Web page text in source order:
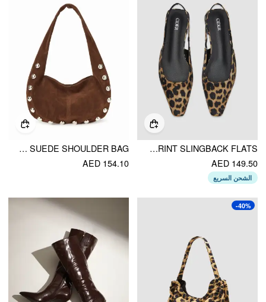
LEOPARD PRINT SLINGBACK FLATS
AED 149.50
الشحن السريع
STUDDED FAUX SUEDE SHOULDER BAG
AED 154.10
-40%